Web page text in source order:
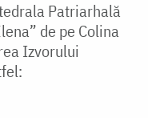
Patriarhală
de pe Colina
Izvorului